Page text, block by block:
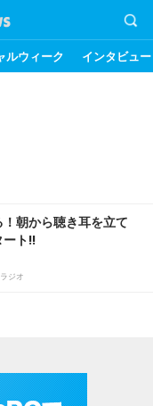
ルウィーク インタビュー
朝から聴き耳を立て
ート!!
ジオ